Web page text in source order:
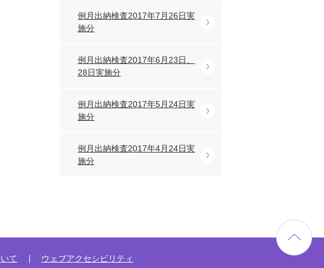
例月出納検査2017年7月26日実
施分
例月出納検査2017年6月23日、
28日実施分
例月出納検査2017年5月24日実
施分
例月出納検査2017年4月24日実
施分
て ウェブアクセシビリティ